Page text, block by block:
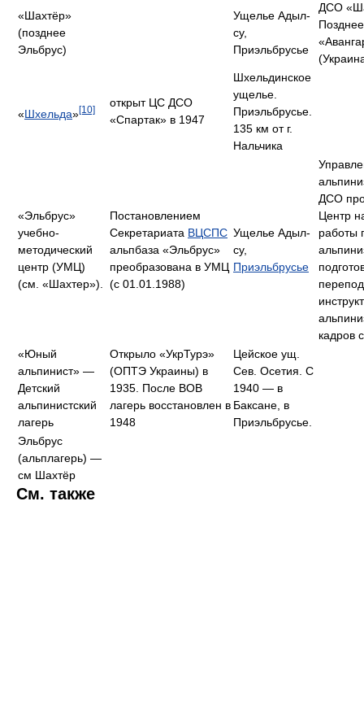
«Шахтёр»
(позднее
Эльбрус)
Ущелье Адыл-
су,
Приэльбрусье
ДСО
«Шхельда»[10]
открыт ЦС ДСО
«Спартак» в 1947
Шхельдинское
ущелье.
Приэльбрусье.
135 км от г.
Нальчика
«Эльбрус»
учебно-
методический
центр (УМЦ)
(см. «Шахтер»).
Постановлением
Секретариата ВЦСПС
альпбаза «Эльбрус»
преобразована в УМЦ
(с 01.01.1988)
Ущелье Адыл-
су,
Приэльбрусье
ДСО
Центр
работы
кадров
«Юный
альпинист» —
Детский
альпинистский
лагерь
Открыло «УкрТурэ»
(ОПТЭ Украины) в
1935. После ВОВ
лагерь восстановлен в
1948
Цейское ущ.
Сев. Осетия. С
1940 — в
Баксане, в
Приэльбрусье.
Эльбрус
(альплагерь) —
см Шахтёр
См. также